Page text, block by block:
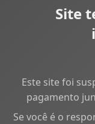
Site
Este site foi
pagamento
Se você é o